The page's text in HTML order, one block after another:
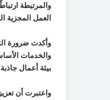
والمرتبطة
العمل المجزية
وأكدت ضرورة
والخدمات
بيئة أعمال
واعتبرت أن